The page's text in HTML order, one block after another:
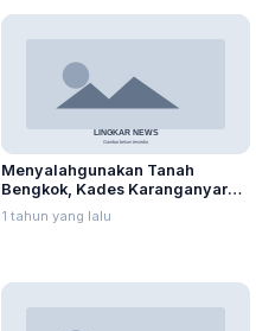
Menyalahgunakan Tanah
Bengkok, Kades Karanganyar
Ditangkap Kejari
1 tahun yang lalu